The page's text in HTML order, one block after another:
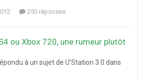
250 réponses
ou Xbox 720, une rumeur plutôt
à un sujet de U'Station 3.0 dans